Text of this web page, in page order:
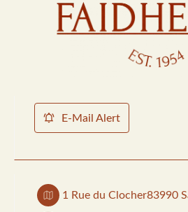
E-Mail Alert
1 Rue du Clocher83990